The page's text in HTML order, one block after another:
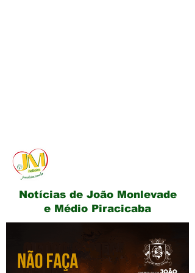
Notícias de João Monlevade
e Médio Piracicaba